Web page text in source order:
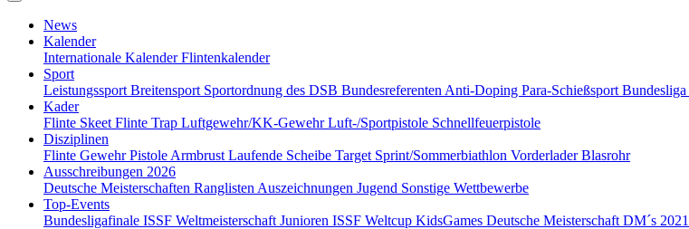
News
Kalender
Internationale KalenderFlintenkalender
Sport
Leistungssport Breitensport Sportordnung des DSB Bundesreferenten Anti-Doping Para-Schießsport Bundesliga
Kader
Flinte Skeet Flinte Trap Luftgewehr/KK-GewehrLuft-/Sportpistole Schnellfeuerpistole
Disziplinen
Flinte GewehrPistole Armbrust Laufende Scheibe Target Sprint/Sommerbiathlon VorderladerBlasrohr
Ausschreibungen 2026
Deutsche Meisterschaften Ranglisten Auszeichnungen Jugend Sonstige Wettbewerbe
Top-Events
Bundesligafinale ISSF Weltmeisterschaft Junioren ISSF Weltcup KidsGames Deutsche Meisterschaft DM´s 2021